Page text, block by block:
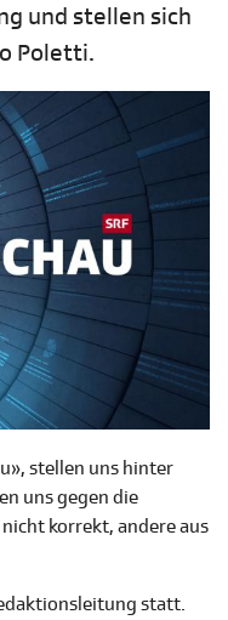
und stellen sich
Poletti.
stellen uns hinter
uns gegen die
korrekt, andere aus
statt.